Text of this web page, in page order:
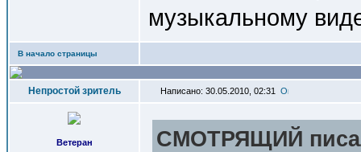
музыкальному
В начало страницы
Непростой зритель Написано: 30.05.2010, 02:31
Ветеран СМОТРЯЩИЙ